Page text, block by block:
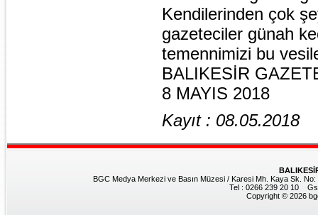
Kendilerinden çok
gazeteciler günah
temennimizi bu
BALIKESİR
8 MAYIS 2018
Kayıt : 08.05.2018
BGC Medya Merkezi ve Basın Müzesi / Karesi Mh. Kaya Sk.
Tel : 0266 239 20 10
Copyright © 2026